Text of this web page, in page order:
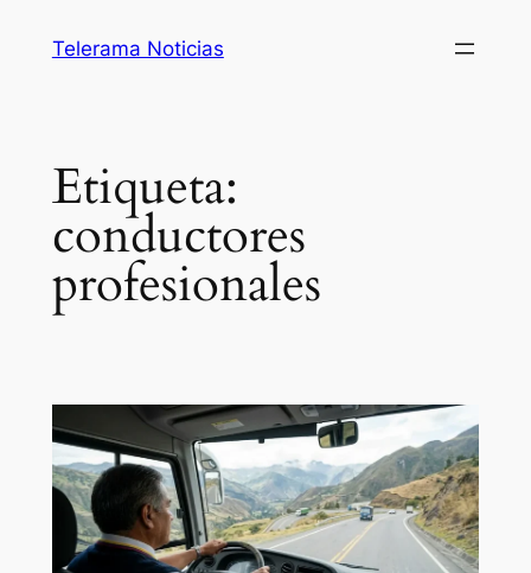
Telerama Noticias
Etiqueta:
conductores
profesionales